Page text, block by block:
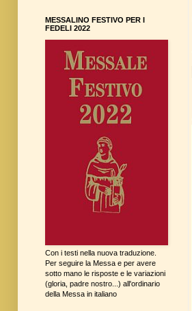
MESSALINO FESTIVO PER I
FEDELI 2022
Con i testi nella nuova traduzione.
Per seguire la Messa e per avere
sotto mano le risposte e le variazioni
(gloria, padre nostro...) all'ordinario
della Messa in italiano